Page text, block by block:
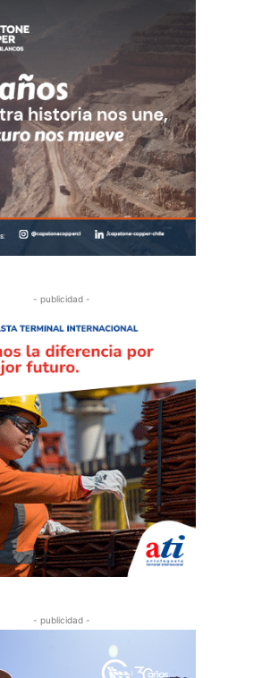
- publicidad -
- publicidad -